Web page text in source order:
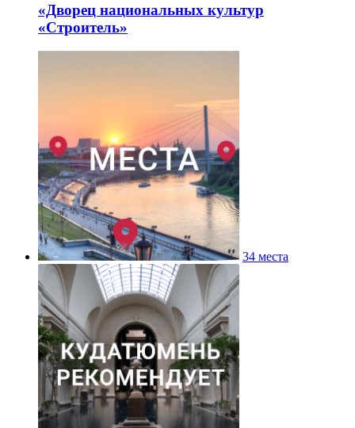
«Дворец национальных культур
«Строитель»
34 места